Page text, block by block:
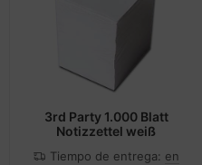
3rd Party 1.000 Blatt
Notizzettel weiß
Tiempo de entrega: en
portátiles y de
de accesorios
/ Schnittstellen
de la pantalla
CD-/DVD-Rohlinge